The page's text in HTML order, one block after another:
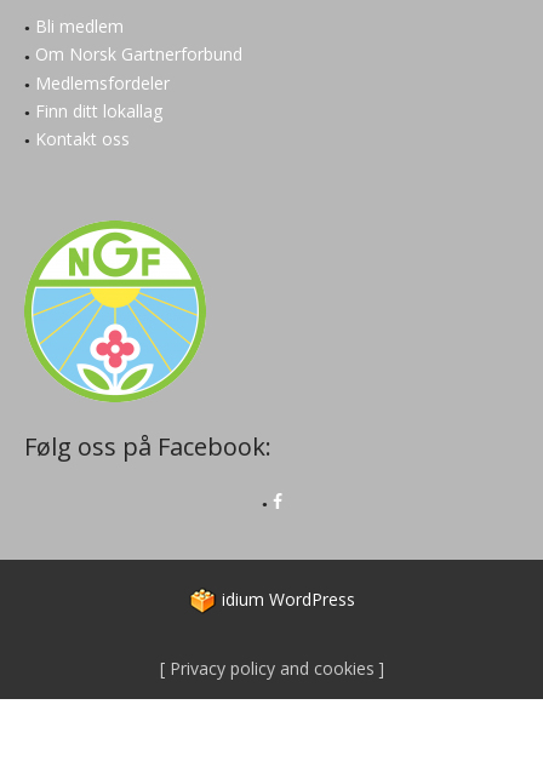
Bli medlem
Om Norsk Gartnerforbund
Medlemsfordeler
Finn ditt lokallag
Kontakt oss
Følg oss på Facebook:
idium WordPress
Privacy policy and cookies